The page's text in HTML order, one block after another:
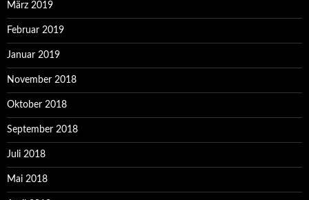
März 2019
Februar 2019
Januar 2019
November 2018
Oktober 2018
September 2018
Juli 2018
Mai 2018